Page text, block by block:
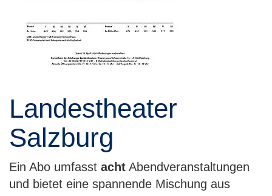
Landestheater
Salzburg
Ein Abo umfasst acht Abendveranstaltungen
und bietet eine spannende Mischung aus